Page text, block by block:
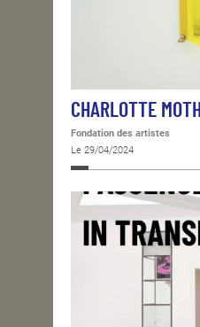
CHARLOTTE MOTH
Fondation des artistes
Le 29/04/2024